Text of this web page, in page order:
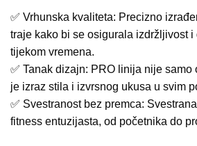
✅ Vrhunska kvaliteta: Precizno
traje kako bi se osigurala izdržljivost
tijekom vremena.
✅ Tanak dizajn: PRO linija nije samo
je izraz stila i izvrsnog ukusa u svim
✅ Svestranost bez premca:
fitness entuzijasta, od početnika do